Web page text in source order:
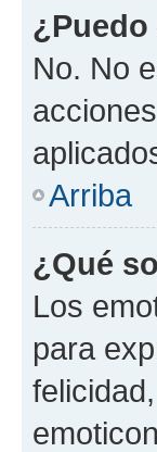
¿Puedo
No. No
Arriba
¿Qué
Los
para